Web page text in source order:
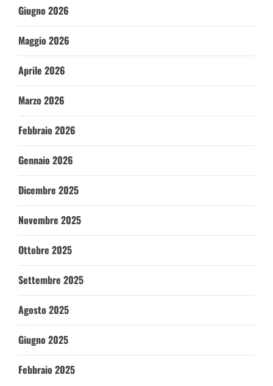
Giugno 2026
Maggio 2026
Aprile 2026
Marzo 2026
Febbraio 2026
Gennaio 2026
Dicembre 2025
Novembre 2025
Ottobre 2025
Settembre 2025
Agosto 2025
Giugno 2025
Febbraio 2025